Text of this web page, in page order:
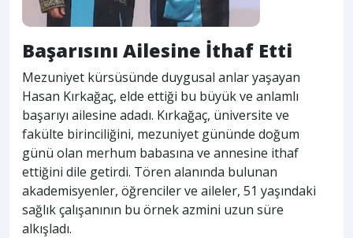
Başarısını Ailesine İthaf Etti
Mezuniyet kürsüsünde duygusal anlar yaşayan
Hasan Kırkağaç, elde ettiği bu büyük ve anlamlı
başarıyı ailesine adadı. Kırkağaç, üniversite ve
fakülte birinciliğini, mezuniyet gününde doğum
günü olan merhum babasına ve annesine ithaf
ettiğini dile getirdi. Tören alanında bulunan
akademisyenler, öğrenciler ve aileler, 51 yaşındaki
sağlık çalışanının bu örnek azmini uzun süre
alkışladı.